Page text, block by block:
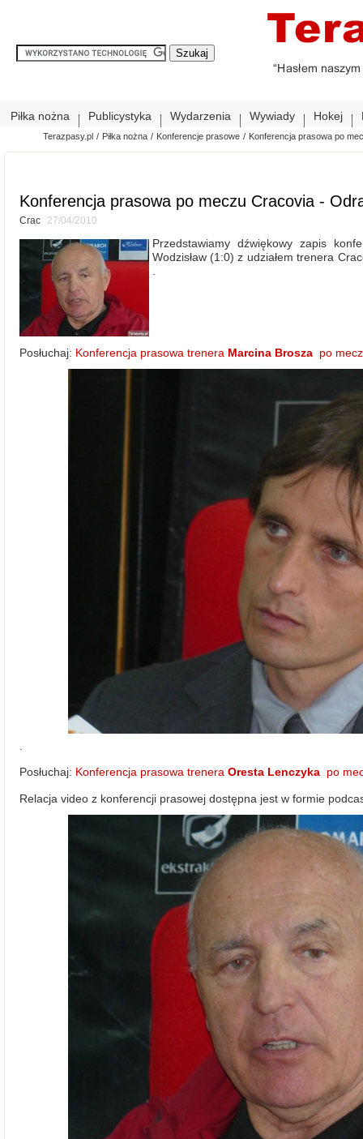
Piłka nożna Publicystyka Wydarzenia Wywiady Hokej
Terazpasy.pl / Piłka nożna / Konferencje prasowe / Konferencja prasowa po
Konferencja prasowa po meczu Cracovia -
Crac 27/04/2010
Przedstawiamy dźwiękowy zapis
Wodzisław (1:0) z udziałem trenera
Posłuchaj: Konferencja prasowa trenera Marcina Brosza po
.
Posłuchaj: Konferencja prasowa trenera Oresta Lenczyka po
Relacja video z konferencji prasowej dostępna jest w formie